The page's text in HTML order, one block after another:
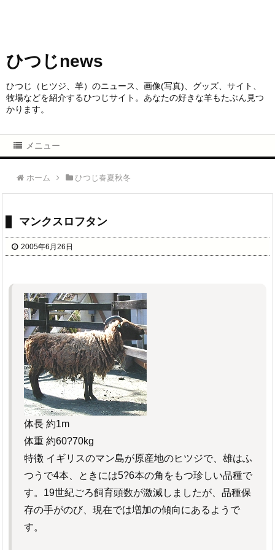
ひつじnews
ひつじ（ヒツジ、羊）のニュース、画像(写真)、グッズ、サイト、
牧場などを紹介するひつじサイト。あなたの好きな羊もたぶん見つ
かります。
メニュー
ホーム ひつじ春夏秋冬
マンクスロフタン
2005年6月26日
体長 約1m
体重 約60?70kg
特徴 イギリスのマン島が原産地のヒツジで、雄はふ
つうで4本、ときには5?6本の角をもつ珍しい品種で
す。19世紀ごろ飼育頭数が激減しましたが、品種保
存の手がのび、現在では増加の傾向にあるようで
す。